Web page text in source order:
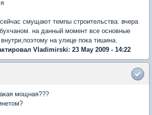
смущают темпы строительства. вчера
на данный момент все основные
на улице пока тишина.
Vladimirski: 23 May 2009 - 14:22
мощная???